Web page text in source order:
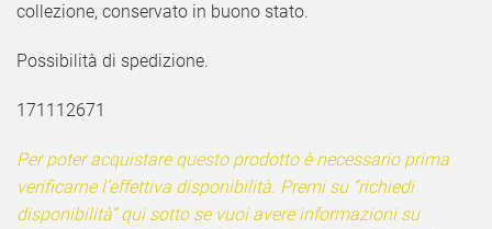
collezione, conservato in buono stato.
Possibilità di spedizione.
171112671
Per poter acquistare questo prodotto è necessario prima
verificarne l’effettiva disponibilità. Premi su “richiedi
disponibilità” qui sotto se vuoi avere informazioni su